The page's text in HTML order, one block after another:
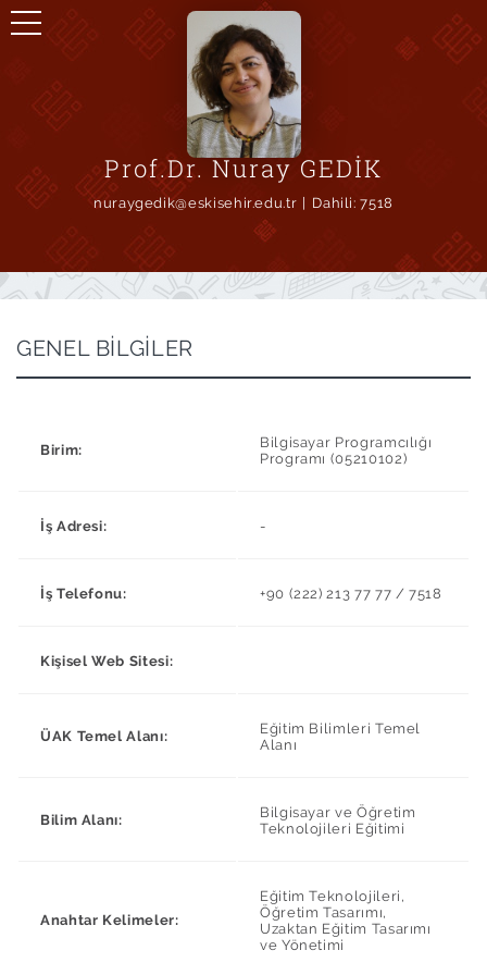
Prof.Dr. Nuray GEDİK
nuraygedik@eskisehir.edu.tr Dahili:7518
GENEL BİLGİLER
Birim:
Bilgisayar Programcılığı
Programı (05210102)
İş Adresi: -
İş Telefonu: +90 (222) 213 77 77 / 7518
Kişisel Web Sitesi:
ÜAK Temel Alanı:
Eğitim Bilimleri Temel
Alanı
Bilim Alanı:
Bilgisayar ve Öğretim
Teknolojileri Eğitimi
Anahtar Kelimeler:
Eğitim Teknolojileri,
Öğretim Tasarımı,
Uzaktan Eğitim Tasarımı
ve Yönetimi